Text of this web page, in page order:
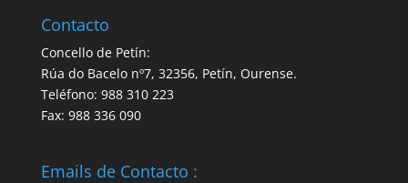
Contacto
Concello de Petín:
Rúa do Bacelo nº7, 32356, Petín, Ourense.
Teléfono: 988 310 223
Fax: 988 336 090
Emails de Contacto :